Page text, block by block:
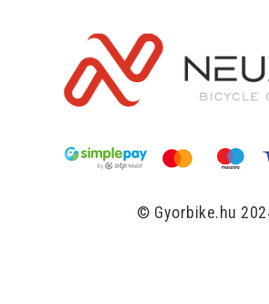
© Gyorbike.hu